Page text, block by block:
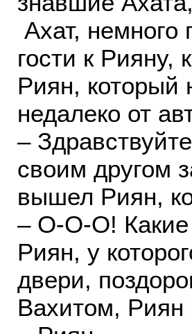
Ахат,
гости к Рияну,
Риян, который
недалеко от
–
своим другом
вышел Риян,
– О-О-О! Какие
Риян, у
двери,
Вахитом, Риян